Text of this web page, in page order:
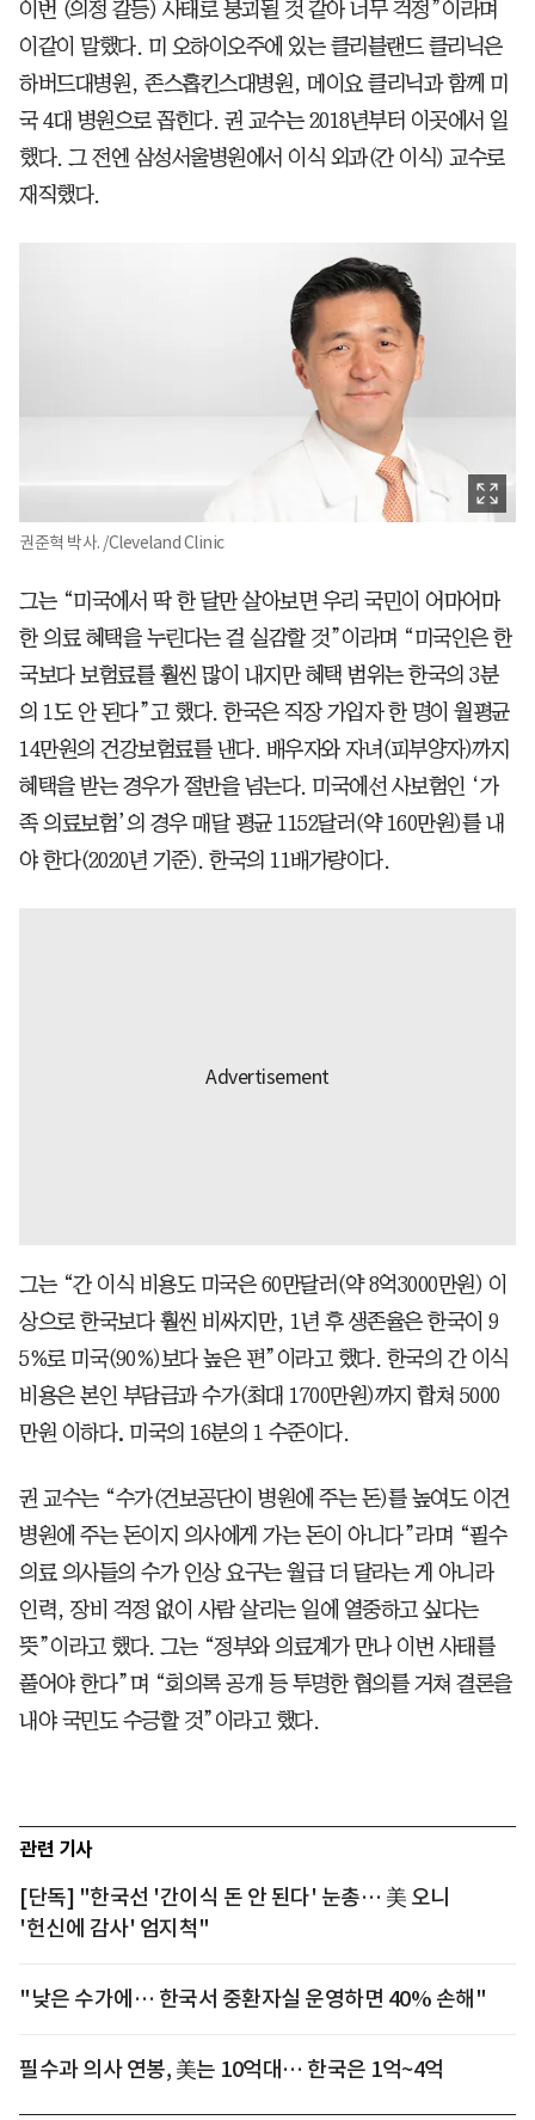
이번 (의정 갈등) 사태로 붕괴될 것 같아 너무 걱정”이라며
이같이 말했다. 미 오하이오주에 있는 클리블랜드 클리닉은
하버드대병원, 존스홉킨스대병원, 메이요 클리닉과 함께 미
국 4대 병원으로 꼽힌다. 권 교수는 2018년부터 이곳에서 일
했다. 그 전엔 삼성서울병원에서 이식 외과(간 이식) 교수로
재직했다.
권준혁 박사. /Cleveland Clinic
그는 “미국에서 딱 한 달만 살아보면 우리 국민이 어마어마
한 의료 혜택을 누린다는 걸 실감할 것”이라며 “미국인은 한
국보다 보험료를 훨씬 많이 내지만 혜택 범위는 한국의 3분
의 1도 안 된다”고 했다. 한국은 직장 가입자 한 명이 월평균
14만원의 건강보험료를 낸다. 배우자와 자녀(피부양자)까지
혜택을 받는 경우가 절반을 넘는다. 미국에선 사보험인 ‘가
족 의료보험’의 경우 매달 평균 1152달러(약 160만원)를 내
야 한다(2020년 기준). 한국의 11배가량이다.
그는 “간 이식 비용도 미국은 60만달러(약 8억3000만원) 이
상으로 한국보다 훨씬 비싸지만, 1년 후 생존율은 한국이 9
5%로 미국(90%)보다 높은 편”이라고 했다. 한국의 간 이식
비용은 본인 부담금과 수가(최대 1700만원)까지 합쳐 5000
만원 이하다. 미국의 16분의 1 수준이다.
권 교수는 “수가(건보공단이 병원에 주는 돈)를 높여도 이건
병원에 주는 돈이지 의사에게 가는 돈이 아니다”라며 “필수
의료 의사들의 수가 인상 요구는 월급 더 달라는 게 아니라
인력, 장비 걱정 없이 사람 살리는 일에 열중하고 싶다는
뜻”이라고 했다. 그는 “정부와 의료계가 만나 이번 사태를
풀어야 한다”며 “회의록 공개 등 투명한 협의를 거쳐 결론을
내야 국민도 수긍할 것”이라고 했다.
관련 기사
[단독] "한국선 '간이식 돈 안 된다' 눈총… 美 오니
'헌신에 감사' 엄지척"
"낮은 수가에… 한국서 중환자실 운영하면 40% 손해"
필수과 의사 연봉, 美는 10억대… 한국은 1억~4억